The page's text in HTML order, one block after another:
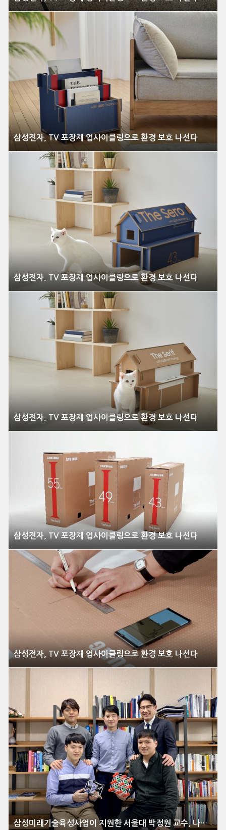
삼성전자, TV 포장재 업사이클링으로 환경 보호 나선다
삼성전자, TV 포장재 업사이클링으로 환경 보호 나선다
삼성전자, TV 포장재 업사이클링으로 환경 보호 나선다
삼성전자, TV 포장재 업사이클링으로 환경 보호 나선다
삼성전자, TV 포장재 업사이클링으로 환경 보호 나선다
삼성미래기술육성사업이 지원한 서울대 박정원 교수, 나노 입자의 ‘3차원 증명사진’ 촬영할 수 있는 기술 개발